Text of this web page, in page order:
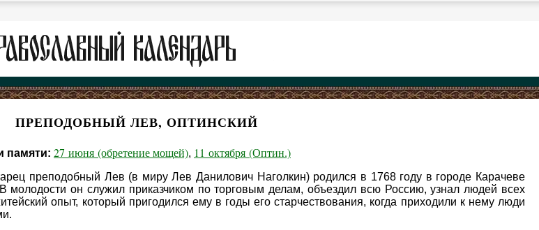
ПРЕПОДОБНЫЙ ЛЕВ, ОПТИНСКИЙ
памяти: 27 июня (обретение мощей), 11 октября (Оптин.)
преподобный Лев (в миру Лев Данилович Наголкин) родился в 1768 году в городе Карачеве
молодости он служил приказчиком по торговым делам, объездил всю Россию, узнал людей всех
опыт, который пригодился ему в годы его старчествования, когда приходили к нему люди